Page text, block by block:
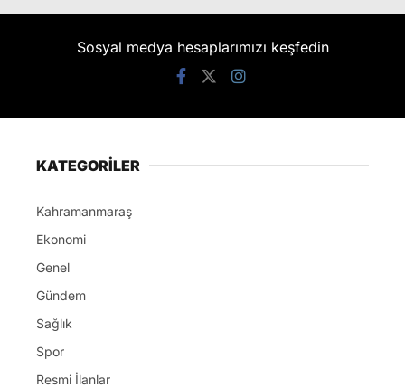
Sosyal medya hesaplarımızı keşfedin
KATEGORİLER
Kahramanmaraş
Ekonomi
Genel
Gündem
Sağlık
Spor
Resmi İlanlar